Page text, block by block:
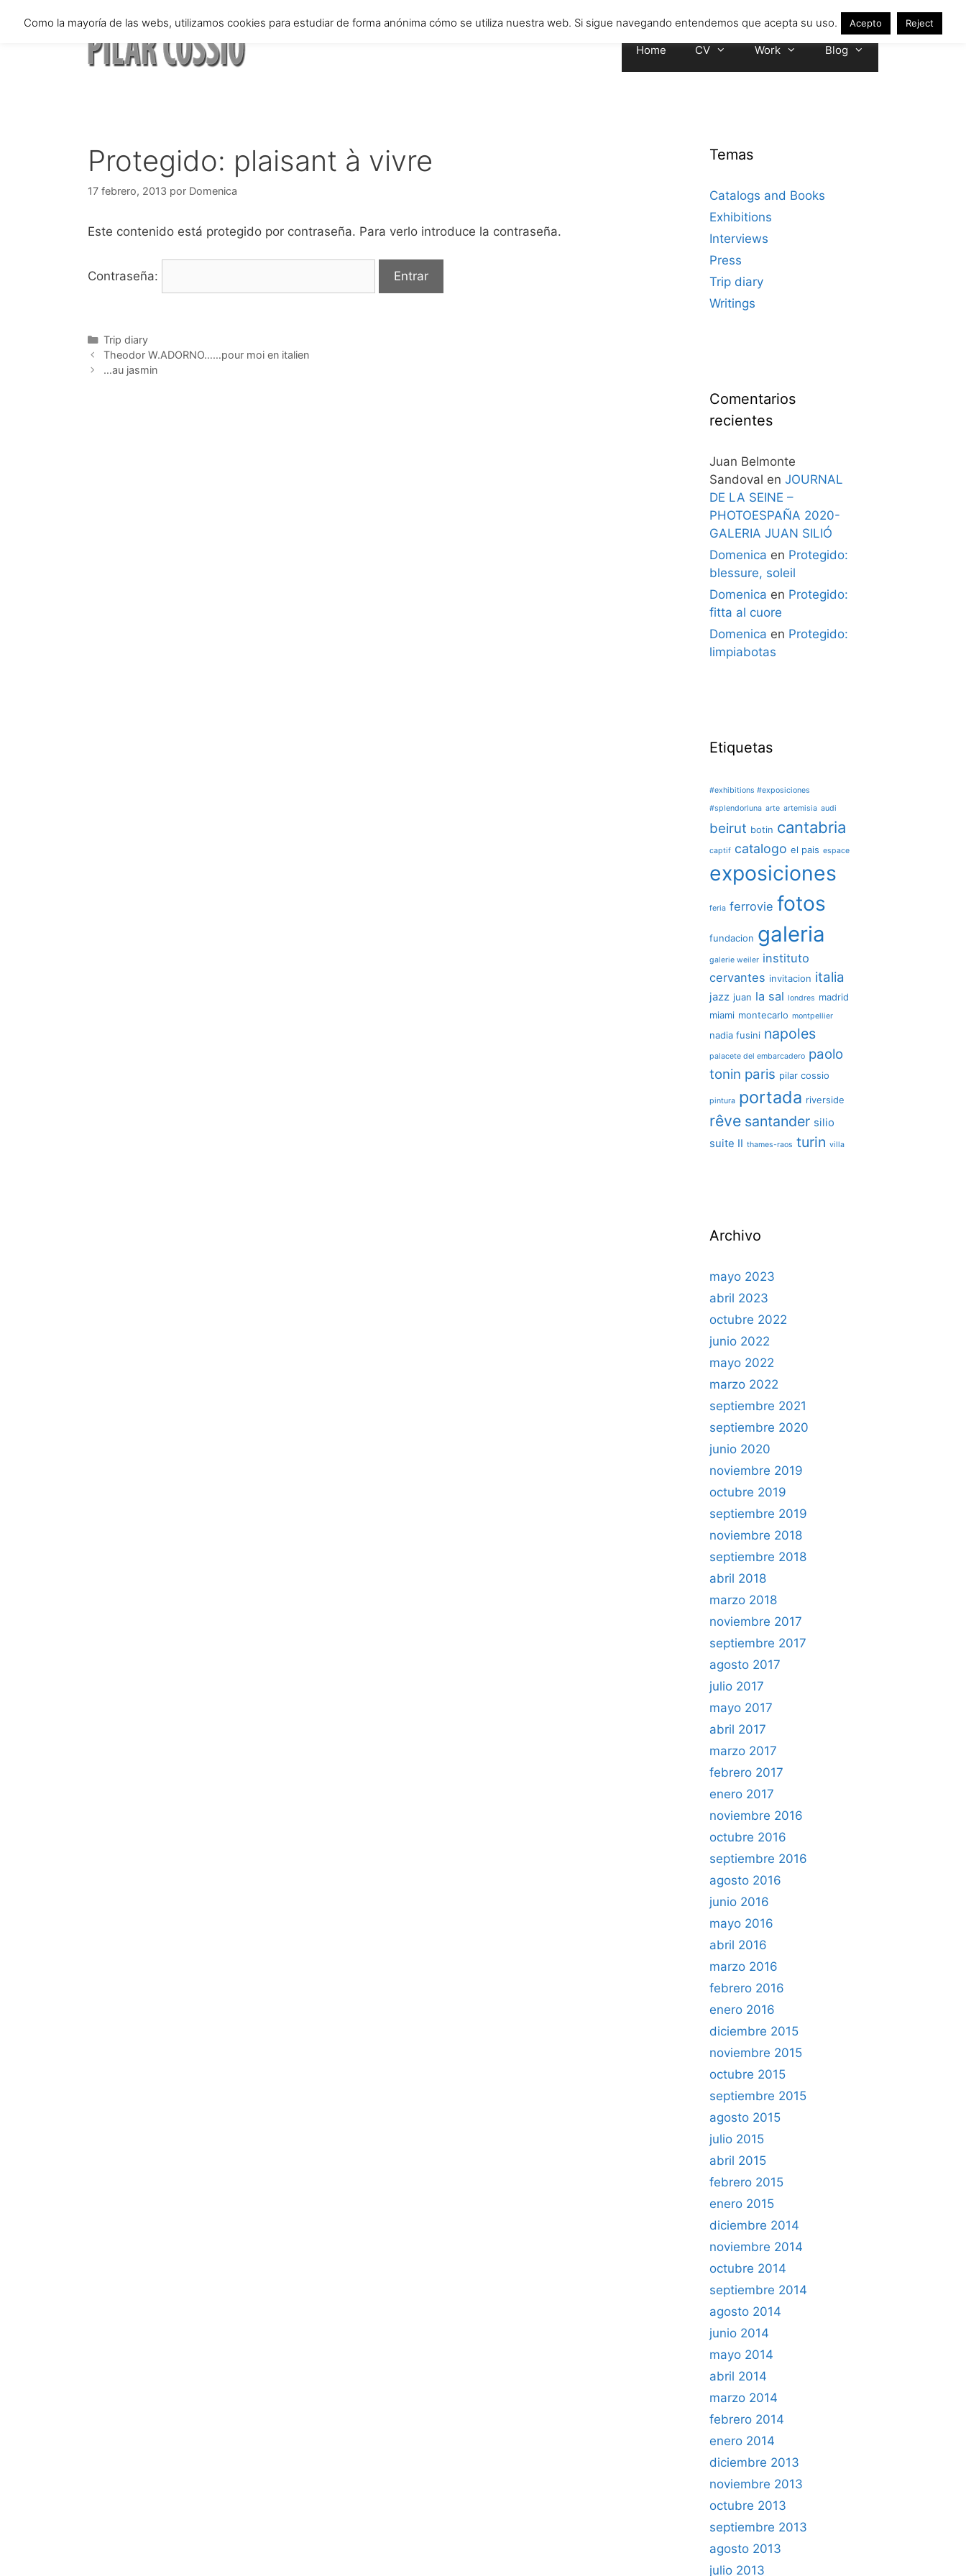
Home CV Work Blog
Protegido: plaisant à vivre
17 febrero, 2013 por Domenica
Este contenido está protegido por contraseña. Para verlo introduce la contraseña.
Contraseña:
Categorías
Trip diary
Theodor W.ADORNO……pour moi en italien
…au jasmin
Temas
Catalogs and Books
Exhibitions
Interviews
Press
Trip diary
Writings
Comentarios
recientes
Juan Belmonte
Sandoval en JOURNAL
DE LA SEINE –
PHOTOESPAÑA 2020-
GALERIA JUAN SILIÓ
Domenica en Protegido:
blessure, soleil
Domenica en Protegido:
fitta al cuore
Domenica en Protegido:
limpiabotas
Etiquetas
#exhibitions #exposiciones
#splendorluna arte artemisia audi
beirut botin cantabria
captif catalogo el pais espace
exposiciones
feria ferrovie fotos
fundacion galeria
galerie weiler instituto
cervantes invitacion italia
jazz juan la sal londres madrid
miami montecarlo montpellier
nadia fusini napoles
palacete del embarcadero paolo
tonin paris pilar cossio
pintura portada riverside
rêve santander silio
suite II thames-raos turin villa
Archivo
mayo 2023
abril 2023
octubre 2022
junio 2022
mayo 2022
marzo 2022
septiembre 2021
septiembre 2020
junio 2020
noviembre 2019
octubre 2019
septiembre 2019
noviembre 2018
septiembre 2018
abril 2018
marzo 2018
noviembre 2017
septiembre 2017
agosto 2017
julio 2017
mayo 2017
abril 2017
marzo 2017
febrero 2017
enero 2017
noviembre 2016
octubre 2016
septiembre 2016
agosto 2016
junio 2016
mayo 2016
abril 2016
marzo 2016
febrero 2016
enero 2016
diciembre 2015
noviembre 2015
octubre 2015
septiembre 2015
agosto 2015
julio 2015
abril 2015
febrero 2015
enero 2015
diciembre 2014
noviembre 2014
octubre 2014
septiembre 2014
agosto 2014
junio 2014
mayo 2014
abril 2014
marzo 2014
febrero 2014
enero 2014
diciembre 2013
noviembre 2013
octubre 2013
septiembre 2013
agosto 2013
julio 2013
Como la mayoría de las webs, utilizamos cookies para estudiar de forma anónima cómo se utiliza nuestra web. Si sigue navegando entendemos que acepta su uso. Acepto Reject